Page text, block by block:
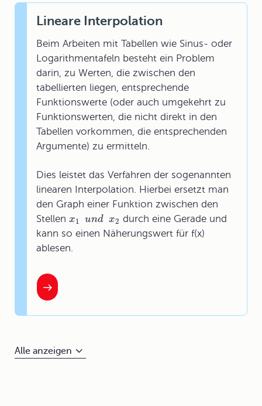
Lineare Interpolation
Beim Arbeiten mit Tabellen wie Sinus- oder
Logarithmentafeln besteht ein Problem
darin, zu Werten, die zwischen den
tabellierten liegen, entsprechende
Funktionswerte (oder auch umgekehrt zu
Funktionswerten, die nicht direkt in den
Tabellen vorkommen, die entsprechenden
Argumente) zu ermitteln.
Dies leistet das Verfahren der sogenannten
linearen Interpolation. Hierbei ersetzt man
den Graph einer Funktion zwischen den
Stellen x1 und x2 durch eine Gerade und
kann so einen Näherungswert für f(x)
ablesen.
Alle anzeigen